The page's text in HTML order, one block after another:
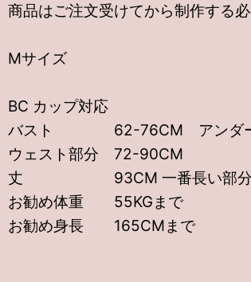
商品はご注文受けてから制作する
Mサイズ
BC カップ対応
バスト 62-76CM アンダー
ウェスト部分 72-90CM
丈 93CM 一番長い部分
お勧め体重 55KGまで
お勧め身長 165CMまで